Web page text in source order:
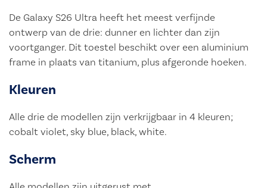
De Galaxy S26 Ultra heeft het meest verfijnde
ontwerp van de drie: dunner en lichter dan zijn
voortganger. Dit toestel beschikt over een aluminium
frame in plaats van titanium, plus afgeronde hoeken.
Kleuren
Alle drie de modellen zijn verkrijgbaar in 4 kleuren;
cobalt violet, sky blue, black, white.
Scherm